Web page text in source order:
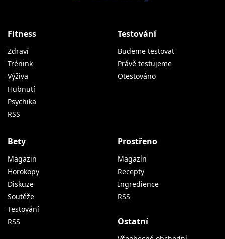
Fitness
Zdraví
Trénink
Výživa
Hubnutí
Psychika
RSS
Testování
Budeme testovat
Právě testujeme
Otestováno
Bety
Magazin
Horokopy
Diskuze
Soutěže
Testování
RSS
Prostřeno
Magazín
Recepty
Ingredience
RSS
Ostatní